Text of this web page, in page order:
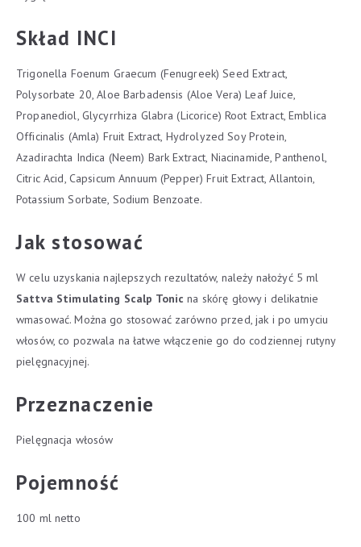
Skład INCI
Trigonella Foenum Graecum (Fenugreek) Seed Extract,
Polysorbate 20, Aloe Barbadensis (Aloe Vera) Leaf Juice,
Propanediol, Glycyrrhiza Glabra (Licorice) Root Extract, Emblica
Officinalis (Amla) Fruit Extract, Hydrolyzed Soy Protein,
Azadirachta Indica (Neem) Bark Extract, Niacinamide, Panthenol,
Citric Acid, Capsicum Annuum (Pepper) Fruit Extract, Allantoin,
Potassium Sorbate, Sodium Benzoate.
Jak stosować
W celu uzyskania najlepszych rezultatów, należy nałożyć 5 ml
Sattva Stimulating Scalp Tonic na skórę głowy i delikatnie
wmasować. Można go stosować zarówno przed, jak i po umyciu
włosów, co pozwala na łatwe włączenie go do codziennej rutyny
pielęgnacyjnej.
Przeznaczenie
Pielęgnacja włosów
Pojemność
100 ml netto